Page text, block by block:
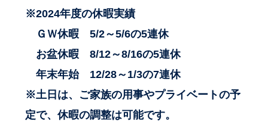
※2024年度の休暇実績
ＧＷ休暇 5/2～5/6の5連休
お盆休暇 8/12～8/16の5連休
年末年始 12/28～1/3の7連休
※土日は、ご家族の用事やプライベートの予
定で、休暇の調整は可能です。